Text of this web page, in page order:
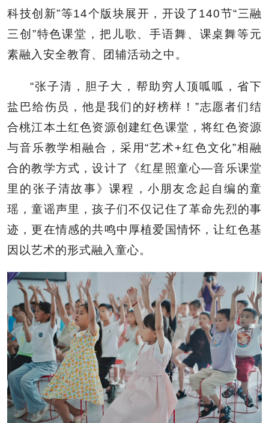
科技创新”等14个版块展开，开设了140节“三融
三创”特色课堂，把儿歌、手语舞、课桌舞等元
素融入安全教育、团辅活动之中。
“张子清，胆子大，帮助穷人顶呱呱，省下
盐巴给伤员，他是我们的好榜样！”志愿者们结
合桃江本土红色资源创建红色课堂，将红色资源
与音乐教学相融合，采用“艺术+红色文化”相融
合的教学方式，设计了《红星照童心—音乐课堂
里的张子清故事》课程，小朋友念起自编的童
瑶，童谣声里，孩子们不仅记住了革命先烈的事
迹，更在情感的共鸣中厚植爱国情怀，让红色基
因以艺术的形式融入童心。